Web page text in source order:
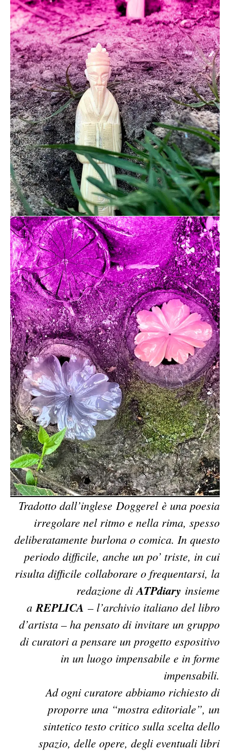
Tradotto dall’inglese Doggerel è una poesia
irregolare nel ritmo e nella rima, spesso
deliberatamente burlona o comica. In questo
periodo difficile, anche un po’ triste, in cui
risulta difficile collaborare o frequentarsi, la
redazione diATPdiary insieme
a REPLICA – l’archivio italiano del libro
d’artista – ha pensato di invitare un gruppo
di curatori a pensare un progetto espositivo
in un luogo impensabile e in forme
impensabili.
Ad ogni curatore abbiamo richiesto di
proporre una “mostra editoriale”, un
sintetico testo critico sulla scelta dello
spazio, delle opere, degli eventuali libri